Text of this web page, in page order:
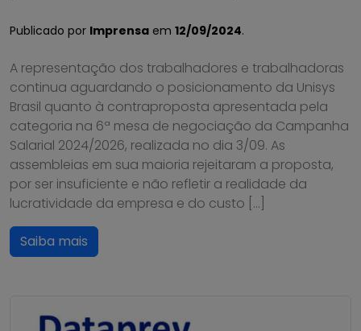
Publicado por Imprensa em 12/09/2024.
A representação dos trabalhadores e trabalhadoras
continua aguardando o posicionamento da Unisys
Brasil quanto à contraproposta apresentada pela
categoria na 6ª mesa de negociação da Campanha
Salarial 2024/2026, realizada no dia 3/09. As
assembleias em sua maioria rejeitaram a proposta,
por ser insuficiente e não refletir a realidade da
lucratividade da empresa e do custo […]
Saiba mais